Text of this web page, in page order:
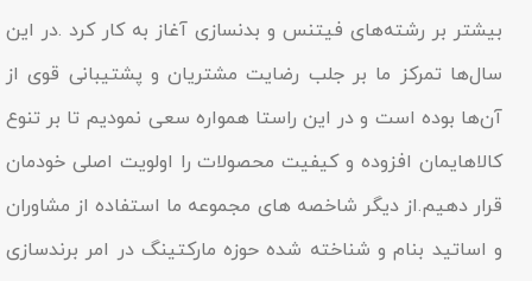
بیشتر بر رشته‌های فیتنس و بدنسازی آغاز به کار کرد .در این
سال‌ها تمرکز ما بر جلب رضایت مشتریان و پشتیبانی قوی از
آن‌ها بوده است و در این راستا همواره سعی نمودیم تا بر تنوع
کالاهایمان افزوده و کیفیت محصولات را اولویت اصلی خودمان
قرار دهیم.از دیگر شاخصه هاى مجموعه ما استفاده از مشاوران
و اساتید بنام و شناخته شده حوزه مارکتینگ در امر برندسازى